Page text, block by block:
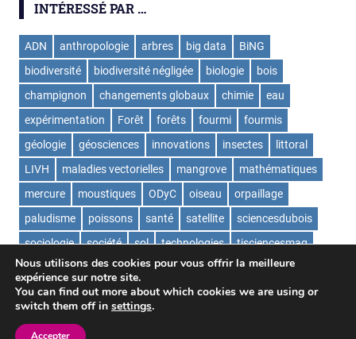
INTÉRESSÉ PAR …
ADN anthropologie arbres big data
BiNG
biodiversité
biodiversité négligée biologie
bois
champignon
changements globaux chimie
eau
expérimentation
Forêt forêts fourmi
fourmis
géologie
géosciences innovations insectes
littoral
LIVH
maladies vectorielles mangrove
mathématiques
mercure
moustiques ODyC oiseau
orpaillage
paludisme
poissons santé satellite
sciencesdubois
sociologie
société sol technologies
tisciencesmag
ValorExtract
virus écologie
WordPress Theme: Gridbox by ThemeZee.
Nous utilisons des cookies pour vous offrir la meilleure
expérience sur notre site.
You can find out more about which cookies we are using or
switch them off in settings.
Accepter